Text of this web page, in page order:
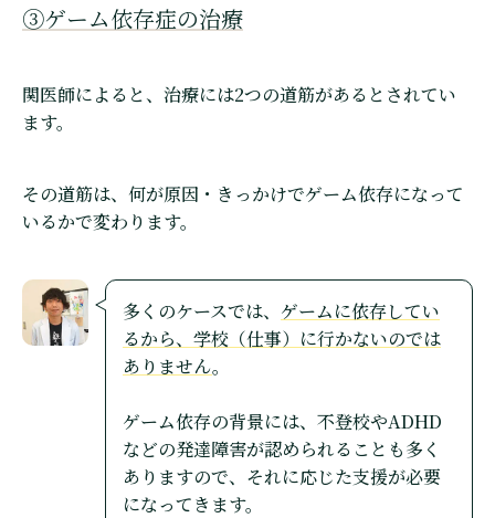
③ゲーム依存症の治療
関医師によると、治療には2つの道筋があるとされてい
ます。
その道筋は、何が原因・きっかけでゲーム依存になって
いるかで変わります。
多くのケースでは、 ゲームに依存してい
るから、学校（仕事）に行かないのでは
ありません。
ゲーム依存の背景には、不登校やADHD
などの発達障害が認められることも多く
ありますので、それに応じた支援が必要
になってきます。